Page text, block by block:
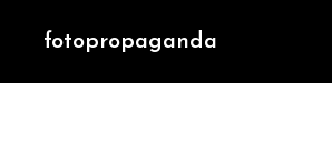
fotopropaganda